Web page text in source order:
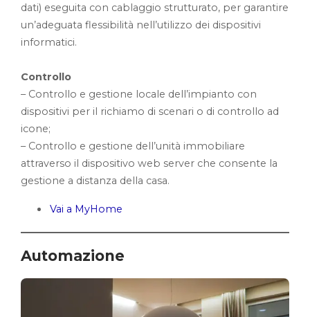
dati) eseguita con cablaggio strutturato, per garantire
un’adeguata flessibilità nell’utilizzo dei dispositivi
informatici.
Controllo
– Controllo e gestione locale dell’impianto con
dispositivi per il richiamo di scenari o di controllo ad
icone;
– Controllo e gestione dell’unità immobiliare
attraverso il dispositivo web server che consente la
gestione a distanza della casa.
Vai a MyHome
Automazione